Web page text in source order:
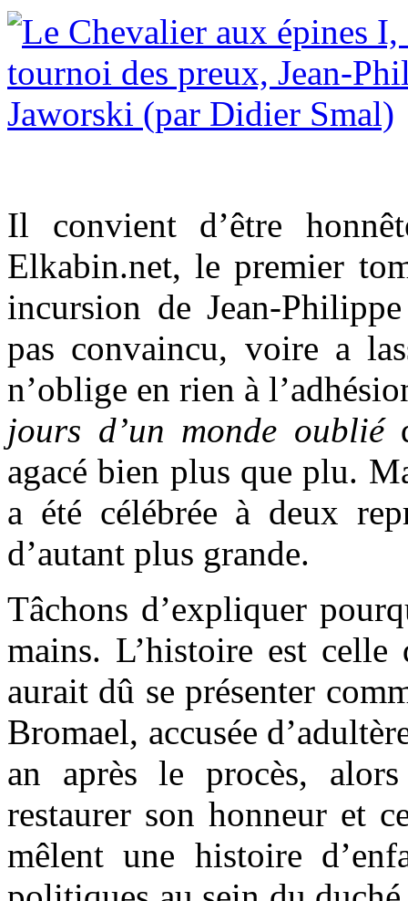
Il convient d’être
Elkabin.net, le premier
incursion de Jean-
pas convaincu, voire a
n’oblige en rien à
jours d’un monde oublié
agacé bien plus que plu.
a été célébrée à deux
d’autant plus grande.
Tâchons d’expliquer
mains. L’histoire est
aurait dû se présenter
Bromael, accusée
an après le procès,
restaurer son honneur et
mêlent une histoire